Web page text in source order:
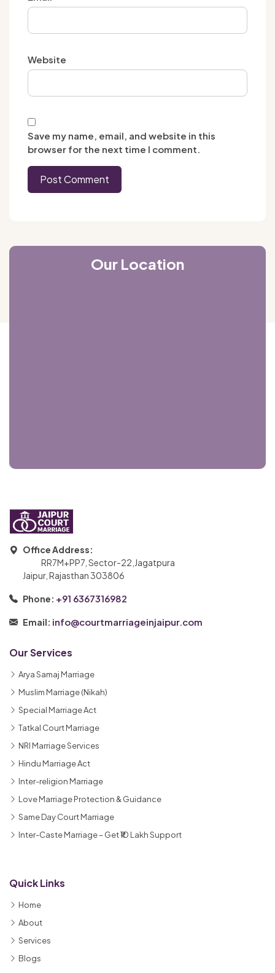
Website
Save my name, email, and website in this
browser for the next time I comment.
Our Location
Office Address:
RR7M+PP7, Sector-22,Jagatpura
Jaipur, Rajasthan 303806
Phone: +91 6367316982
Email: info@courtmarriageinjaipur.com
Our Services
Arya Samaj Marriage
Muslim Marriage (Nikah)
Special Marriage Act
Tatkal Court Marriage
NRI Marriage Services
Hindu Marriage Act
Inter-religion Marriage
Love Marriage Protection & Guidance
Same Day Court Marriage
Inter-Caste Marriage – Get ₹10 Lakh Support
Quick Links
Home
About
Services
Blogs